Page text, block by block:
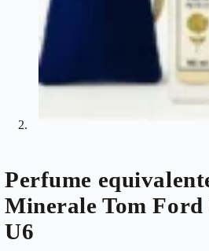
Perfume
Minerale Tom Ford
U6